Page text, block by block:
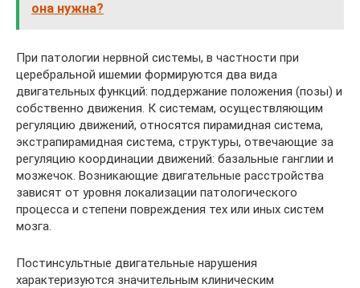
она нужна?
При патологии нервной системы, в частности при
церебральной ишемии формируются два вида
двигательных функций: поддержание положения (позы) и
собственно движения. К системам, осуществляющим
регуляцию движений, относятся пирамидная система,
экстрапирамидная система, структуры, отвечающие за
регуляцию координации движений: базальные ганглии и
мозжечок. Возникающие двигательные расстройства
зависят от уровня локализации патологического
процесса и степени повреждения тех или иных систем
мозга.
Постинсультные двигательные нарушения
характеризуются значительным клиническим